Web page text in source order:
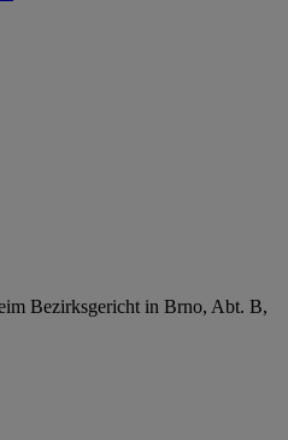
Bezirksgericht in Brno, Abt. B,